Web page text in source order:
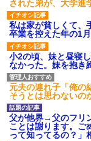
ワマン頂き女子のこ
げえええええｗｗｗｗ
ｗｗｗ
【愕然】白のクラ
高速道路左車線を制限
った結果
百年の恋12-899
張り合ってくる
【悲報】佐藤輝明
でも盛大にやらかす
しませないでくれ
された弟が、大学進
私は家が貧しくて、
卒業を控えた年の1
小2の頃、妹と昼寝
なかった。妹を抱き
元夫の連れ子「俺の
そうとは思わない
父が他界→父のフリ
ことは謝ります。
って知ってるの？」